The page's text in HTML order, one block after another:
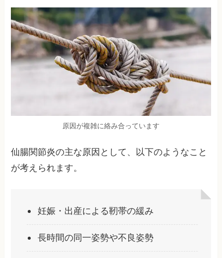
原因が複雑に絡み合っています
仙腸関節炎の主な原因として、以下のようなこと
が考えられます。
妊娠・出産による靭帯の緩み
長時間の同一姿勢や不良姿勢